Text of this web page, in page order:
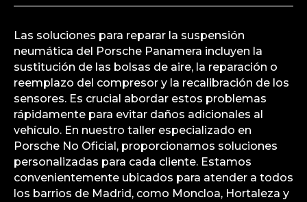
Las soluciones para reparar la suspensión
neumática del Porsche Panamera incluyen la
sustitución de las bolsas de aire, la reparación o
reemplazo del compresor y la recalibración de los
sensores. Es crucial abordar estos problemas
rápidamente para evitar daños adicionales al
vehículo. En nuestro taller especializado en
Porsche No Oficial, proporcionamos soluciones
personalizadas para cada cliente. Estamos
convenientemente ubicados para atender a todos
los barrios de Madrid, como Moncloa, Hortaleza y